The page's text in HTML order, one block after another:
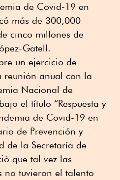
de Covid-19 en
más de 300,000
cinco millones de
Gatell.
un ejercicio de
reunión anual con la
Nacional de
el título “Respuesta y
de Covid-19 en
de Prevención y
de la Secretaría de
que tal vez las
no tuvieron el talento